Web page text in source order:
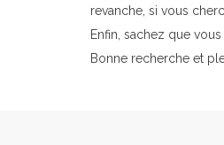
revanche, si vous
Enfin, sachez que
Bonne recherche et